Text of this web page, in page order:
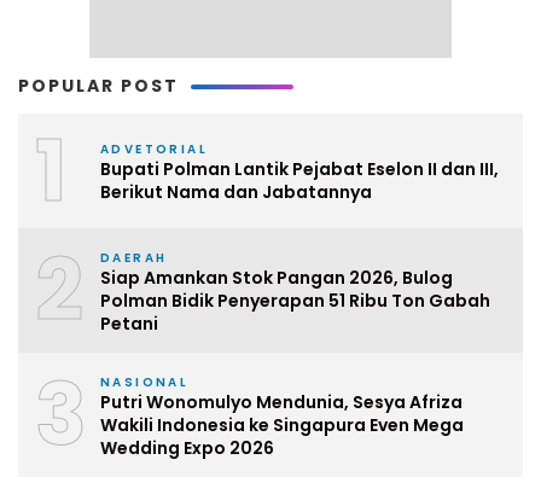
POPULAR POST
1 ADVETORIAL
Bupati Polman Lantik Pejabat Eselon II dan III,
Berikut Nama dan Jabatannya
2 DAERAH
Siap Amankan Stok Pangan 2026, Bulog
Polman Bidik Penyerapan 51 Ribu Ton Gabah
Petani
3 NASIONAL
Putri Wonomulyo Mendunia, Sesya Afriza
Wakili Indonesia ke Singapura Even Mega
Wedding Expo 2026